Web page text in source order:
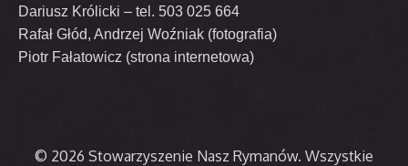
Dariusz Królicki – tel. 503 025 664
Rafał Głód, Andrzej Woźniak (fotografia)
Piotr Fałatowicz (strona internetowa)
© 2026 Stowarzyszenie Nasz Rymanów. Wszystkie